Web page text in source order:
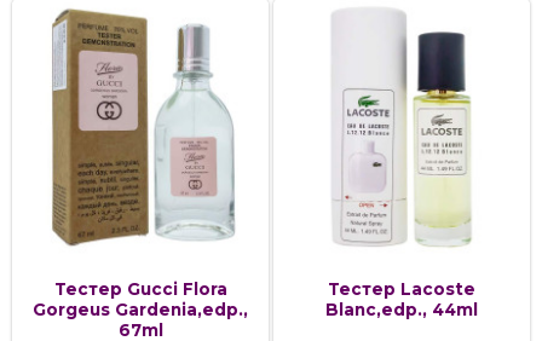
Тестер Gucci Flora
Gorgeus Gardenia,edp.,
67ml
Тестер Lacoste
Blanc,edp., 44ml